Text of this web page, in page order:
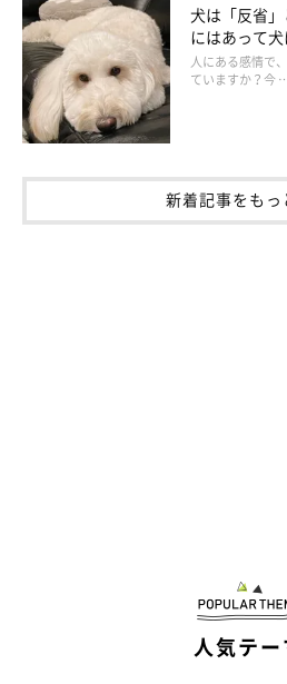
犬は「反省
にはあって
人にある感情で
ていますか？今
新着記事をもっ
人気テー